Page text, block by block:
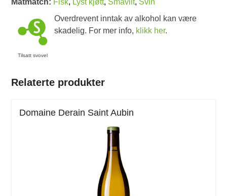
Matmatch: Fisk, Lyst kjøtt, Småvilt, Svin
Tilsatt svovel
Overdrevent inntak av alkohol kan være
skadelig. For mer info, klikk her.
Relaterte produkter
Domaine Derain Saint Aubin